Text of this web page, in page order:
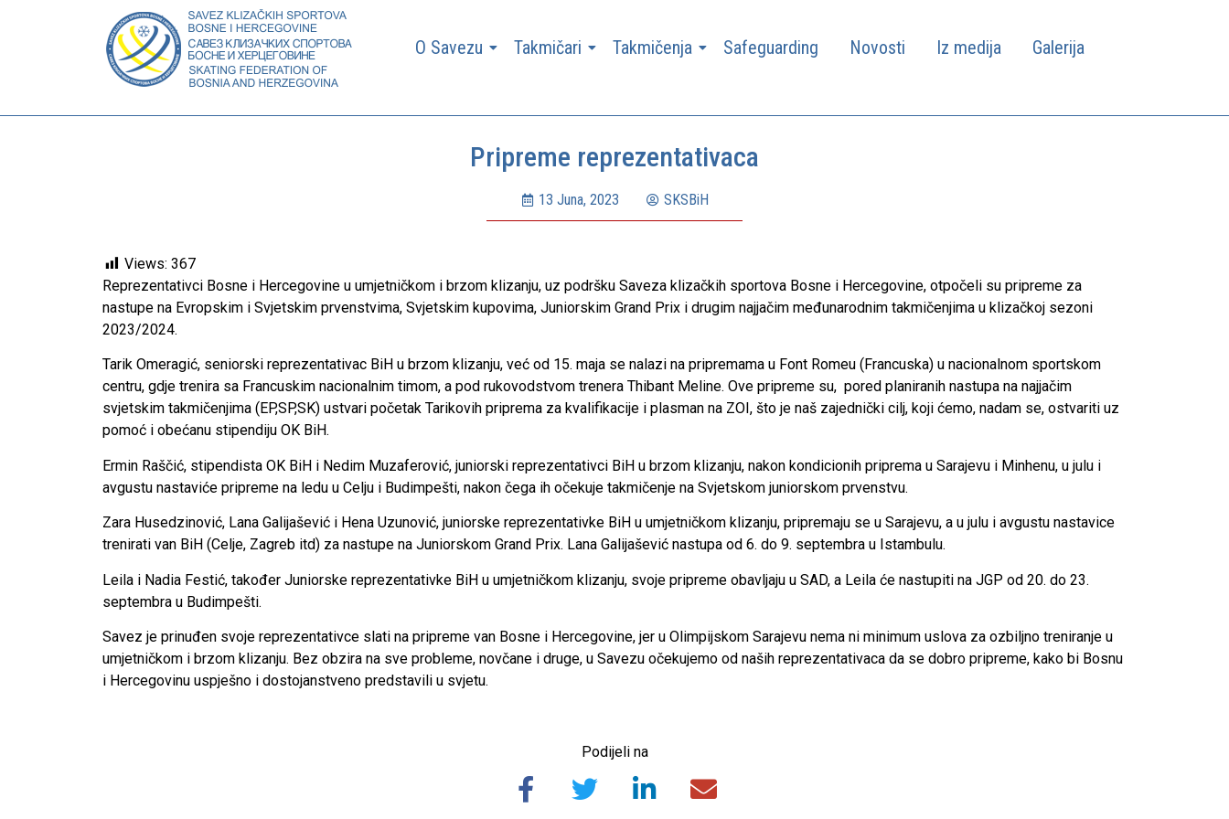
O Savezu Takmičari Takmičenja Safeguarding Novosti Iz medija Galerija
Pripreme reprezentativaca
13 Juna, 2023 SKSBiH
Views: 367
Reprezentativci Bosne i Hercegovine u umjetničkom i brzom klizanju, uz podršku Saveza klizačkih sportova Bosne i Hercegovine, otpočeli su pripreme za
nastupe na Evropskim i Svjetskim prvenstvima, Svjetskim kupovima, Juniorskim Grand Prix i drugim najjačim međunarodnim takmičenjima u klizačkoj sezoni
2023/2024.
Tarik Omeragić, seniorski reprezentativac BiH u brzom klizanju, već od 15. maja se nalazi na pripremama u Font Romeu (Francuska) u nacionalnom sportskom
centru, gdje trenira sa Francuskim nacionalnim timom, a pod rukovodstvom trenera Thibant Meline. Ove pripreme su, pored planiranih nastupa na najjačim
svjetskim takmičenjima (EP,SP,SK) ustvari početak Tarikovih priprema za kvalifikacije i plasman na ZOI, što je naš zajednički cilj, koji ćemo, nadam se, ostvariti uz
pomoć i obećanu stipendiju OK BiH.
Ermin Raščić, stipendista OK BiH i Nedim Muzaferović, juniorski reprezentativci BiH u brzom klizanju, nakon kondicionih priprema u Sarajevu i Minhenu, u julu i
avgustu nastaviće pripreme na ledu u Celju i Budimpešti, nakon čega ih očekuje takmičenje na Svjetskom juniorskom prvenstvu.
Zara Husedzinović, Lana Galijašević i Hena Uzunović, juniorske reprezentativke BiH u umjetničkom klizanju, pripremaju se u Sarajevu, a u julu i avgustu nastavice
trenirati van BiH (Celje, Zagreb itd) za nastupe na Juniorskom Grand Prix. Lana Galijašević nastupa od 6. do 9. septembra u Istambulu.
Leila i Nadia Festić, također Juniorske reprezentativke BiH u umjetničkom klizanju, svoje pripreme obavljaju u SAD, a Leila će nastupiti na JGP od 20. do 23.
septembra u Budimpešti.
Savez je prinuđen svoje reprezentativce slati na pripreme van Bosne i Hercegovine, jer u Olimpijskom Sarajevu nema ni minimum uslova za ozbiljno treniranje u
umjetničkom i brzom klizanju. Bez obzira na sve probleme, novčane i druge, u Savezu očekujemo od naših reprezentativaca da se dobro pripreme, kako bi Bosnu
i Hercegovinu uspješno i dostojanstveno predstavili u svjetu.
Podijeli na